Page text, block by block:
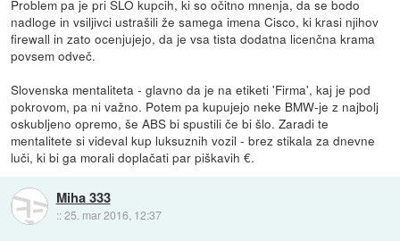
Problem pa je pri SLO kupcih, ki so očitno mnenja, da se bodo
nadloge in vsiljivci ustrašili že samega imena Cisco, ki krasi njihov
firewall in zato ocenjujejo, da je vsa tista dodatna licenčna krama
povsem odveč.
Slovenska mentaliteta - glavno da je na etiketi 'Firma', kaj je pod
pokrovom, pa ni važno. Potem pa kupujejo neke BMW-je z najbolj
oskubljeno opremo, še ABS bi spustili če bi šlo. Zaradi te
mentalitete si videval kup luksuznih vozil - brez stikala za dnevne
luči, ki bi ga morali doplačati par piškavih €.
Miha 333
::25. mar 2016, 12:37